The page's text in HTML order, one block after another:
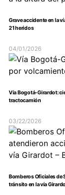
Grave accidente en la
21 heridos
04/01/2026
Vía Bogotá-Girardot:
tractocamión
03/22/2026
Bomberos Oficiales de
tránsito en la vía